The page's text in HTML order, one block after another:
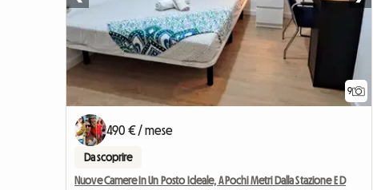
9
490 € / mese
Da scoprire
Nuove Camere In Un Posto Ideale, A Pochi Metri Dalla Stazione E D